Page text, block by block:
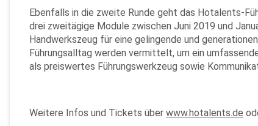
Ebenfalls in die zweite Runde geht das Hotalents-
drei zweitägige Module zwischen Juni 2019 und
Handwerkszeug für eine gelingende und
Führungsalltag werden vermittelt, um ein
als preiswertes Führungswerkzeug sowie
Weitere Infos und Tickets über www.hotalents.de